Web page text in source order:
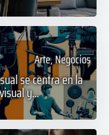
Arte, Negocios
se centra en la
y...